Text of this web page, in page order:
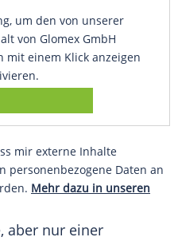
um den von unserer
von Glomex GmbH
mit einem Klick anzeigen
mir externe Inhalte
personenbezogene Daten an
Mehr dazu in unseren
, aber nur einer